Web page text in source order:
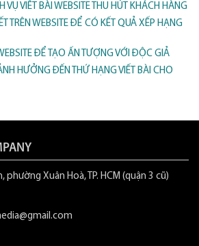
VỤ VIẾT BÀI WEBSITE THU HÚT KHÁCH HÀNG
TRÊN WEBSITE ĐỂ CÓ KẾT QUẢ XẾP HẠNG
ĐỂ TẠO ẤN TƯỢNG VỚI ĐỘC GIẢ
HƯỞNG ĐẾN THỨ HẠNG VIẾT BÀI CHO
phường Xuân Hoà, TP. HCM (quận 3 cũ)